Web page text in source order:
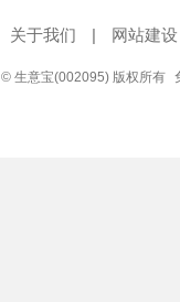
关于我们 | 网站建设
© 生意宝(002095) 版权所有